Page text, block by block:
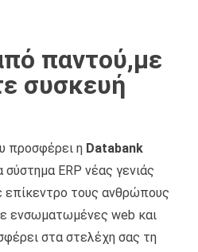
παντού,με
συσκευή
προσφέρει η Databank
σύστημα ERP νέας γενιάς
επίκεντρο τους ανθρώπους
ενσωματωμένες web και
στα στελέχη σας τη